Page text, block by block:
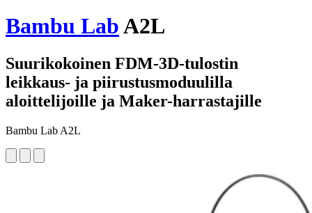
Bambu LabA2L
Suurikokoinen FDM-3D-tulostin
leikkaus- ja piirustusmoduulilla
aloittelijoille ja Maker-harrastajille
Bambu Lab A2L